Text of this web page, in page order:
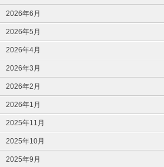
2026年6月
2026年5月
2026年4月
2026年3月
2026年2月
2026年1月
2025年11月
2025年10月
2025年9月